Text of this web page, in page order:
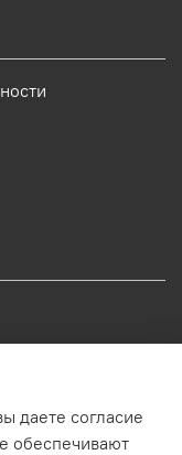
даете согласие
обеспечивают